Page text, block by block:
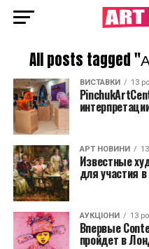
All posts tagged
ВИСТАВКИ 13
АРТ НОВИНИ
Известные
для участия
АУКЦІОНИ 13
Впервые
пройдет в